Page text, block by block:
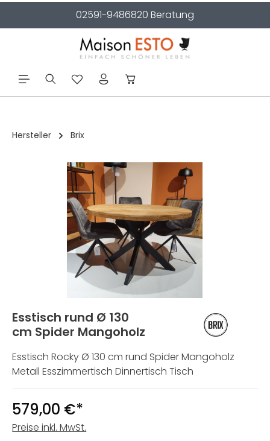
02591-9486820 Beratung
Hersteller Brix
Bildergalerie überspringen
Esstisch rund Ø 130
cm Spider Mangoholz
Esstisch Rocky Ø 130 cm rund Spider Mangoholz
Metall Esszimmertisch Dinnertisch Tisch
579,00 €*
Preise inkl. MwSt.